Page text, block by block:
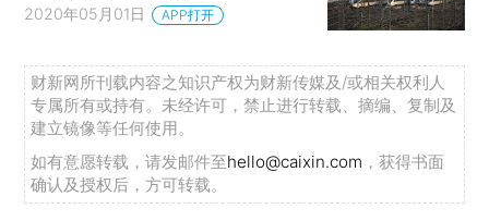
2020年05月01日 APP打开
财新网所刊载内容之知识产权为财新传媒及/或相关权利人
专属所有或持有。未经许可，禁止进行转载、摘编、复制及
建立镜像等任何使用。
如有意愿转载，请发邮件至hello@caixin.com ，获得书面
确认及授权后，方可转载。